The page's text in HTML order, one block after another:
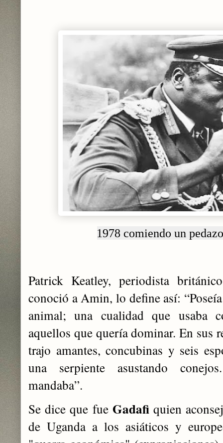
1978 comiendo un
Patrick Keatley, periodista
conoció a Amin, lo define así:
animal; una cualidad que usaba
aquellos que quería dominar. En sus
trajo amantes, concubinas y seis
una serpiente asustando
mandaba”.
Se dice que fue Gadafi quien
de Uganda a los asiáticos y